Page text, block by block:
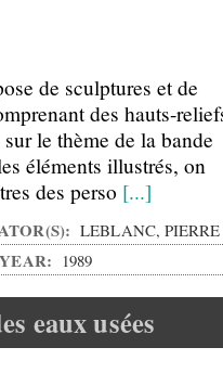
de sculptures et de
des hauts-
le thème de la bande
éléments illustrés, on
des perso [...]
LEBLANC, PIERRE
1989
eaux usées